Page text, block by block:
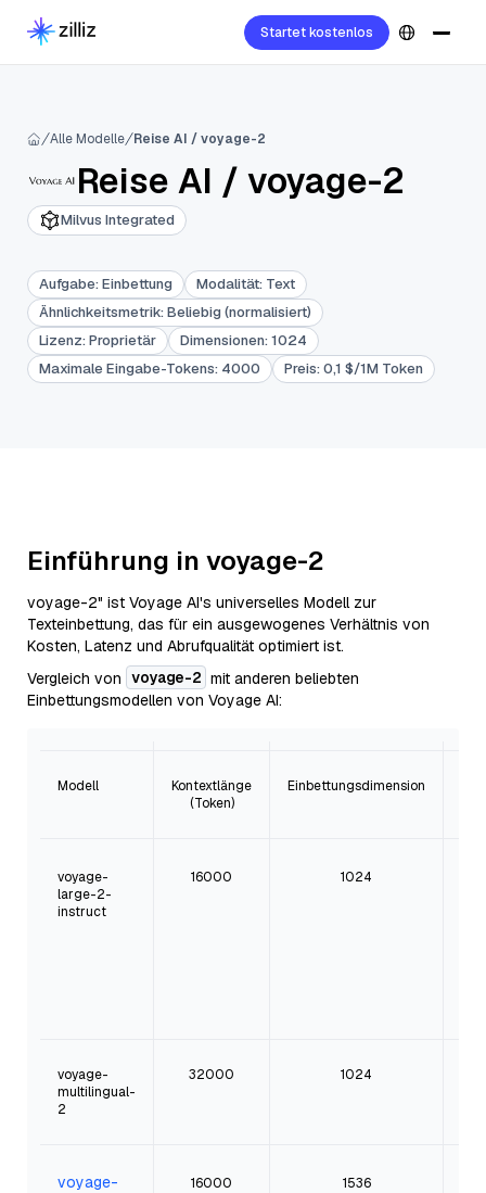
Startet kostenlos
Alle Modelle Reise AI / voyage-2
Reise AI / voyage-2
Milvus Integrated
Aufgabe: Einbettung Modalität: Text
Ähnlichkeitsmetrik: Beliebig (normalisiert)
Lizenz: Proprietär Dimensionen: 1024
Maximale Eingabe-Tokens: 4000 Preis: 0,1 $/1M Token
Einführung in voyage-2
voyage-2" ist Voyage AI's universelles Modell zur
Texteinbettung, das für ein ausgewogenes Verhältnis von
Kosten, Latenz und Abrufqualität optimiert ist.
Vergleich von voyage-2 mit anderen beliebten
Einbettungsmodellen von Voyage AI:
Modell
Kontextlänge
(Token)
Einbettungsdimension
voyage-
large-2-
instruct
16000 1024
voyage-
multilingual-
2
32000
1024
voyage-
16000 1536